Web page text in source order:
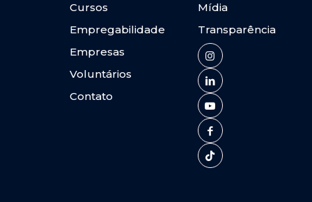
Cursos
Empregabilidade
Empresas
Voluntários
Contato
Mídia
Transparência